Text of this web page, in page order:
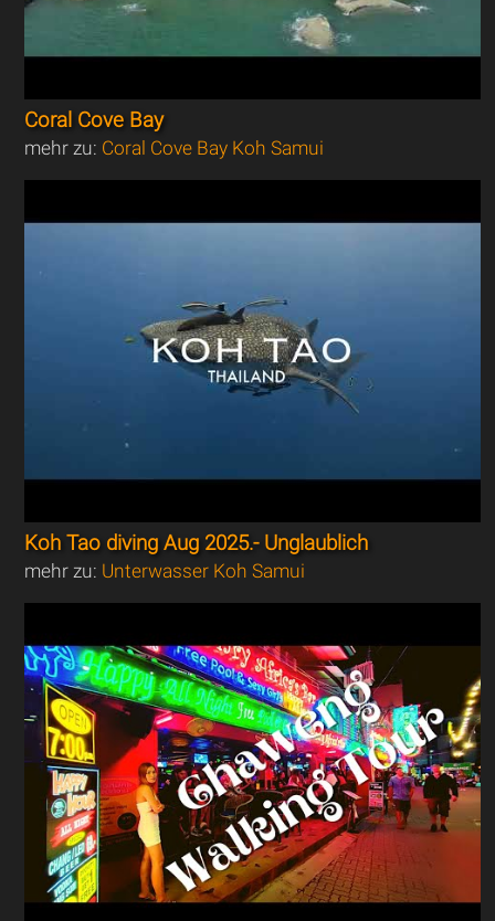
Coral Cove Bay
mehr zu: Coral Cove Bay Koh Samui
Koh Tao diving Aug 2025.- Unglaublich
mehr zu: Unterwasser Koh Samui